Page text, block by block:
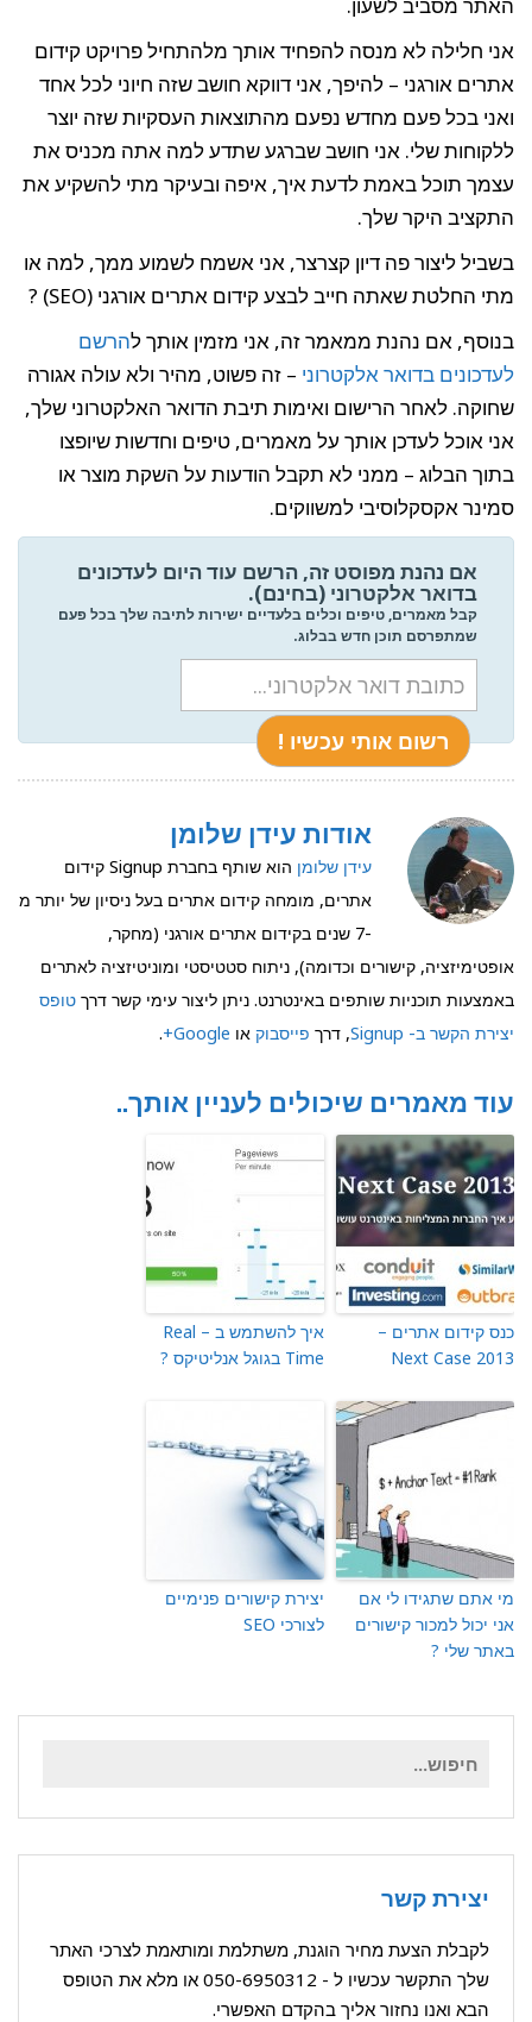
אני חלילה לא מנסה להפחיד אותך מלהתחיל פרויקט קידום
אתרים אורגני – להיפך, אני דווקא חושב שזה חיוני לכל אחד
ואני בכל פעם מחדש נפעם מהתוצאות העסקיות שזה יוצר
ללקוחות שלי. אני חושב שברגע שתדע למה אתה מכניס את
עצמך תוכל באמת לדעת איך, איפה ובעיקר מתי להשקיע את
התקציב היקר שלך.
בשביל ליצור פה דיון קצרצר, אני אשמח לשמוע ממך, למה או
מתי החלטת שאתה חייב לבצע קידום אתרים אורגני (SEO) ?
בנוסף, אם נהנת ממאמר זה, אני מזמין אותך להרשם
לעדכונים בדואר אלקטרוני – זה פשוט, מהיר ולא עולה אגורה
שחוקה. לאחר הרישום ואימות תיבת הדואר האלקטרוני שלך,
אני אוכל לעדכן אותך על מאמרים, טיפים וחדשות שיופצו
בתוך הבלוג – ממני לא תקבל הודעות על השקת מוצר או
סמינר אקסקלוסיבי למשווקים.
אם נהנת מפוסט זה, הרשם עוד היום לעדכונים
בדואר אלקטרוני (בחינם).
קבל מאמרים, טיפים וכלים בלעדיים ישירות לתיבה שלך בכל פעם
שמתפרסם תוכן חדש בבלוג.
אודות עידן שלומן
עידן שלומן
הוא שותף בחברת Signup קידום
אתרים, מומחה קידום אתרים בעל ניסיון של יותר מ
-7 שנים בקידום אתרים אורגני (מחקר,
אופטימיזציה, קישורים וכדומה), ניתוח סטטיסטי ומוניטיזציה לאתרים
באמצעות תוכניות שותפים באינטרנט. ניתן ליצור עימי קשר דרך טופס
יצירת הקשר ב- Signup
, דרך פייסבוק או Google+
.
עוד מאמרים שיכולים לעניין אותך..
כנס קידום אתרים –
Next Case 2013
איך להשתמש ב – Real
Time בגוגל אנליטיקס ?
מי אתם שתגידו לי אם
אני יכול למכור קישורים
באתר שלי ?
יצירת קישורים פנימיים
לצורכי SEO
יצירת קשר
לקבלת הצעת מחיר הוגנת, משתלמת ומותאמת לצרכי האתר
שלך התקשר עכשיו ל - 050-6950312 או מלא את הטופס
הבא ואנו נחזור אליך בהקדם האפשרי.